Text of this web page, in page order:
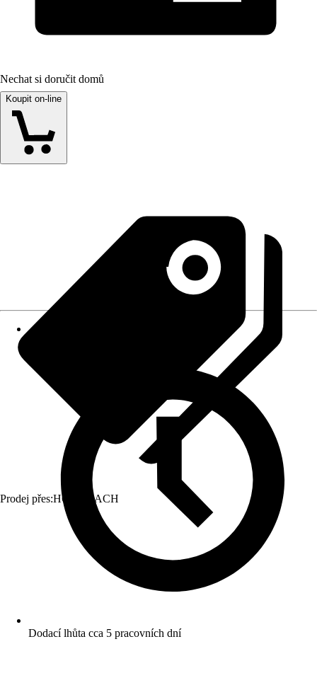
Nechat si doručit domů
Koupit on-line
Prodej přes:HORNBACH
Dodací lhůta cca 5 pracovních dní